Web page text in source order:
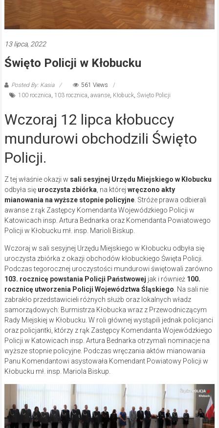
13 lipca, 2022
Święto Policji w Kłobucku
Posted By: Kasia
561 Views
100 rocznica, 103 rocznica, awanse, Kłobuck, Święto Policji
Wczoraj 12 lipca kłobuccy
mundurowi obchodzili Święto
Policji.
Z tej właśnie okazji w sali sesyjnej Urzędu Miejskiego w Kłobucku
odbyła się uroczysta zbiórka , na której wręczono akty
mianowania na wyższe stopnie policyjne. Stróże prawa odbierali
awanse z rąk Zastępcy Komendanta Wojewódzkiego Policji w
Katowicach insp. Artura Bednarka oraz Komendanta Powiatowego
Policji w Kłobucku mł. insp. Marioli Biskup.
Wczoraj w sali sesyjnej Urzędu Miejskiego w Kłobucku odbyła się
uroczysta zbiórka z okazji obchodów kłobuckiego Święta Policji.
Podczas tegorocznej uroczystości mundurowi świętowali zarówno
103. rocznicę powstania Policji Państwowej jak i również 100.
rocznicę utworzenia Policji Województwa Śląskiego . Na sali nie
zabrakło przedstawicieli różnych służb oraz lokalnych władz
samorządowych: Burmistrza Kłobucka wraz z Przewodniczącym
Rady Miejskiej w Kłobucku. W roli głównej wystąpili jednak policjanci
oraz policjantki, którzy z rąk Zastępcy Komendanta Wojewódzkiego
Policji w Katowicach insp. Artura Bednarka otrzymali nominacje na
wyższe stopnie policyjne. Podczas wręczania aktów mianowania
Panu Komendantowi asystowała Komendant Powiatowy Policji w
Kłobucku mł. insp. Mariola Biskup.